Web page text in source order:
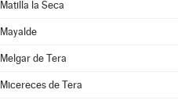
Matilla la Seca
Mayalde
Melgar de Tera
Micereces de Tera